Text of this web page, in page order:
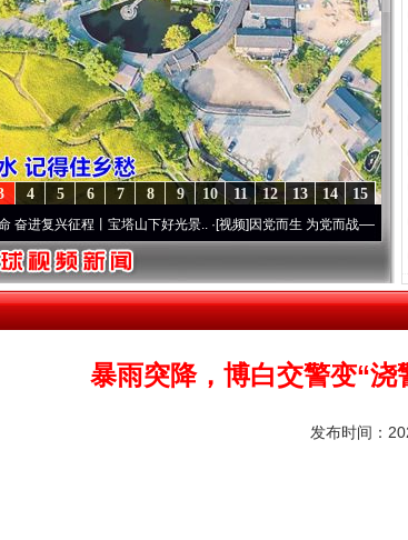
15
14
13
12
11
10
9
8
7
6
5
4
宝塔山下好光景..·[视频]因党而生 为党而战——百年“纪”事⑧加强纪
暴雨突降，博白交警变“浇
发布时间：